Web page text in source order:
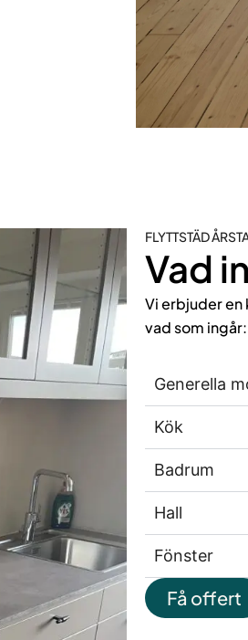
FLYTTSTÄD
Vad
Vi erbjuder
vad som ingår:
Generella
Kök
Badrum
Hall
Fönster
Få offert